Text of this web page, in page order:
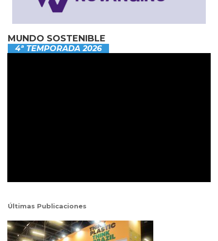
MUNDO SOSTENIBLE
4ª TEMPORADA 2026
Últimas Publicaciones